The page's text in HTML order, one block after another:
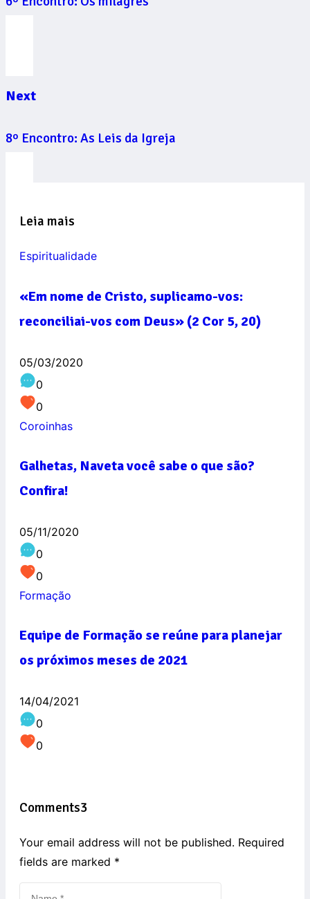
Next
8º Encontro: As Leis da Igreja
Leia mais
Espiritualidade
«Em nome de Cristo, suplicamo-vos:
reconciliai-vos com Deus» (2 Cor 5, 20)
05/03/2020
0
0
Coroinhas
Galhetas, Naveta você sabe o que são?
Confira!
05/11/2020
0
0
Formação
Equipe de Formação se reúne para planejar
os próximos meses de 2021
14/04/2021
0
0
Comments3
Your email address will not be published. Required
fields are marked *